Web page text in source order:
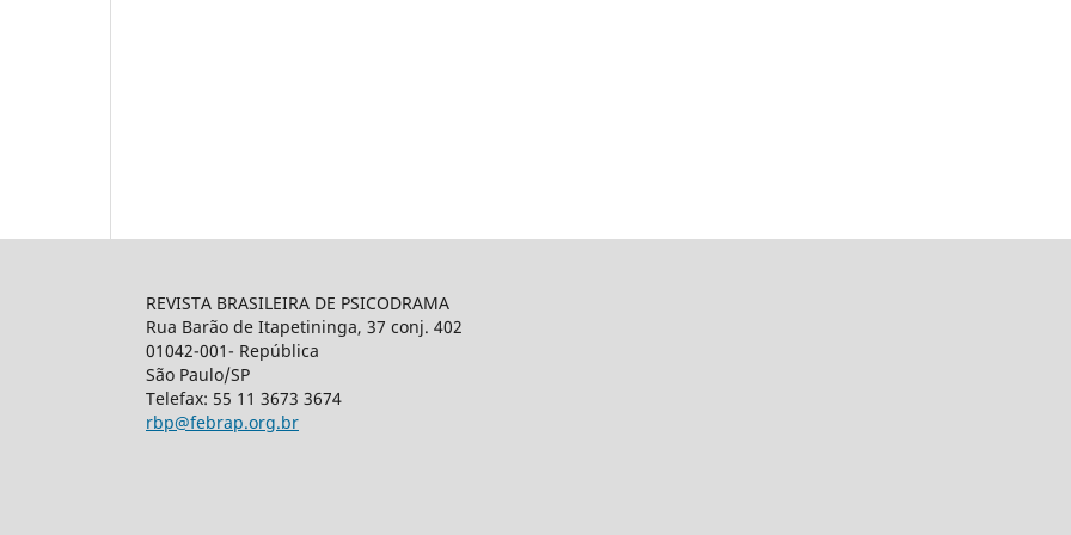
REVISTA BRASILEIRA DE PSICODRAMA
Rua Barão de Itapetininga, 37 conj. 402
01042-001- República
São Paulo/SP
Telefax: 55 11 3673 3674
rbp@febrap.org.br